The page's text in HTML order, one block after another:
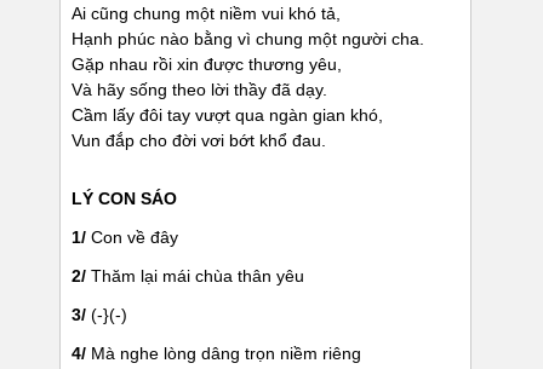
Ai cũng chung một niềm vui khó tả,
Hạnh phúc nào bằng vì chung một người cha.
Gặp nhau rồi xin được thương yêu,
Và hãy sống theo lời thầy đã dạy.
Cầm lấy đôi tay vượt qua ngàn gian khó,
Vun đắp cho đời vơi bớt khổ đau.
LÝ CON SÁO
1/ Con về đây
2/ Thăm lại mái chùa thân yêu
3/ (-}(-)
4/ Mà nghe lòng dâng trọn niềm riêng